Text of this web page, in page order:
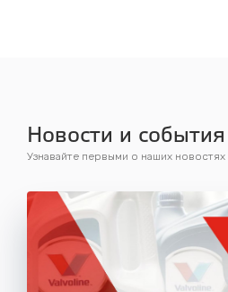
Новости и события
Узнавайте первыми о наших новостях